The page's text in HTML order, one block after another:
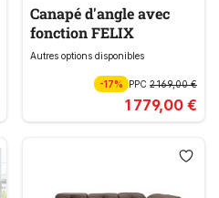
Canapé d'angle avec
fonction FELIX
Autres options disponibles
-17% PPC2 169,00 €
1 779,00 €